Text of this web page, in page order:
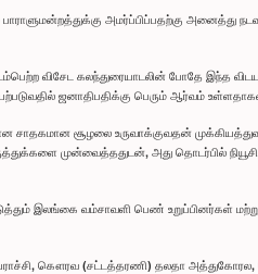
அமர்ப்பிப்பதற்கு அனைத்து
விசேட கலந்துரையாடலின் போதே இந்த
ஜனாதிபதிக்கு பெரும் ஆர்வம்
சூழலை உருவாக்குவதன்
முன்வைத்ததுடன், அது தொடர்பில்
இலங்கை வம்சாவளி பெண் உறுப்பினர்கள்
கௌரவ (சட்டத்தரணி) தலதா